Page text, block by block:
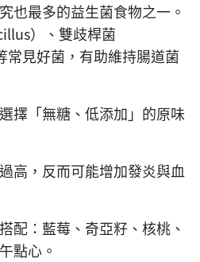
也最多的益生菌食物之一。
）、雙歧桿菌
常見好菌，有助維持腸道菌
擇「無糖、低添加」的原味
高，反而可能增加發炎與血
配：藍莓、奇亞籽、核桃、
點心。